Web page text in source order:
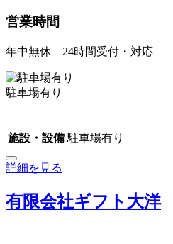
営業時間
年中無休 24時間受付・対応
駐車場有り
施設・設備 駐車場有り
詳細を見る
有限会社ギフト大洋